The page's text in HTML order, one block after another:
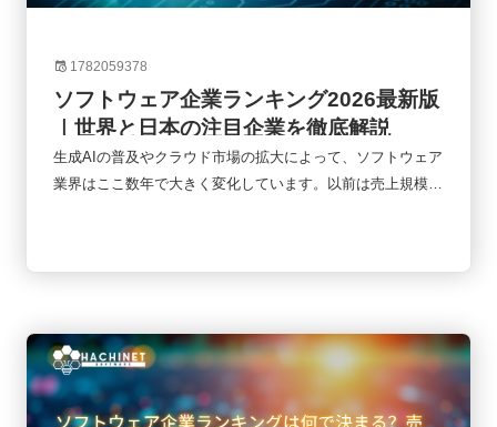
1782059378
ソフトウェア企業ランキング2026最新版
｜世界と日本の注目企業を徹底解説
生成AIの普及やクラウド市場の拡大によって、ソフトウェア
業界はここ数年で大きく変化しています。以前は売上規模だ